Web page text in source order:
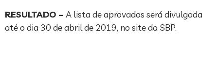
RESULTADO – A lista de aprovados será divulgada
até o dia 30 de abril de 2019, no site da SBP.